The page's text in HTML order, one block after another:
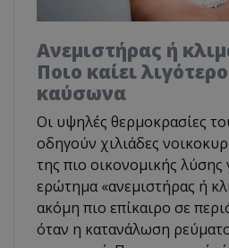
Ανεμιστήρας ή
Ποιο καίει
καύσωνα
Οι υψηλές θερμοκρασίες
οδηγούν χιλιάδες
της πιο οικονομικής λύσης
ερώτημα «ανεμιστήρας ή
ακόμη πιο επίκαιρο σε
όταν η κατανάλωση